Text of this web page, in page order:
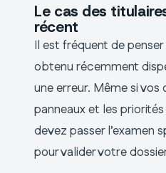
Le cas des
récent
Il est fréquent de penser
obtenu récemment
une erreur. Même si vos
panneaux et les
devez passer l’examen
pour valider votre